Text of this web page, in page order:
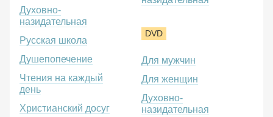
Духовно-
назидательная
Русская школа
Душепопечение
Чтения на каждый
день
Христианский досуг
DVD
Для мужчин
Для женщин
Духовно-
назидательная